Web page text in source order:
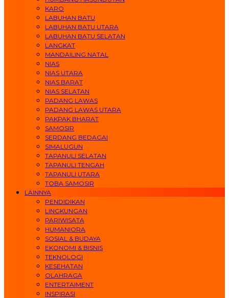
KARO
LABUHAN BATU
LABUHAN BATU UTARA
LABUHAN BATU SELATAN
LANGKAT
MANDAILING NATAL
NIAS
NIAS UTARA
NIAS BARAT
NIAS SELATAN
PADANG LAWAS
PADANG LAWAS UTARA
PAKPAK BHARAT
SAMOSIR
SERDANG BEDAGAI
SIMALUGUN
TAPANULI SELATAN
TAPANULI TENGAH
TAPANULI UTARA
TOBA SAMOSIR
LAINNYA
PENDIDIKAN
LINGKUNGAN
PARIWISATA
HUMANIORA
SOSIAL & BUDAYA
EKONOMI & BISNIS
TEKNOLOGI
KESEHATAN
OLAHRAGA
ENTERTAIMENT
INSPIRASI